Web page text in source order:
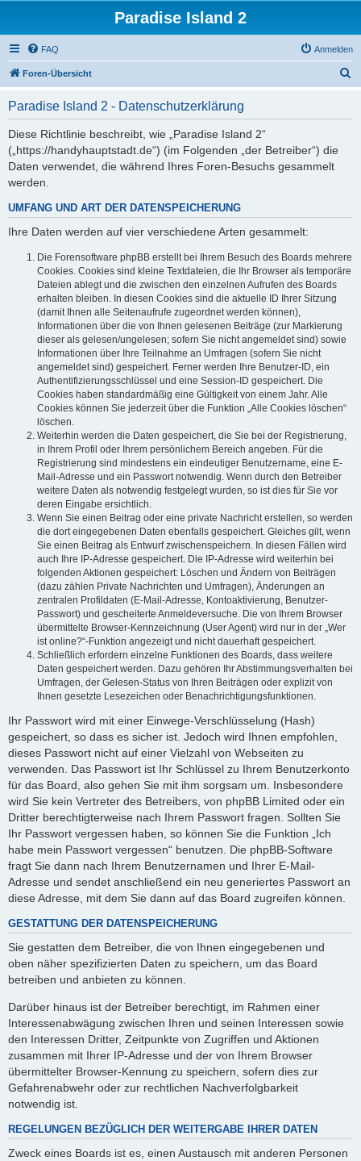
Paradise Island 2
FAQ Anmelden
Foren-Übersicht
Paradise Island 2 - Datenschutzerklärung
Diese Richtlinie beschreibt, wie „Paradise Island 2“
(„https://handyhauptstadt.de“) (im Folgenden „der Betreiber“) die
Daten verwendet, die während Ihres Foren-Besuchs gesammelt
werden.
UMFANG UND ART DER DATENSPEICHERUNG
Ihre Daten werden auf vier verschiedene Arten gesammelt:
Die Forensoftware phpBB erstellt bei Ihrem Besuch des Boards mehrere
Cookies. Cookies sind kleine Textdateien, die Ihr Browser als temporäre
Dateien ablegt und die zwischen den einzelnen Aufrufen des Boards
erhalten bleiben. In diesen Cookies sind die aktuelle ID Ihrer Sitzung
(damit Ihnen alle Seitenaufrufe zugeordnet werden können),
Informationen über die von Ihnen gelesenen Beiträge (zur Markierung
dieser als gelesen/ungelesen; sofern Sie nicht angemeldet sind) sowie
Informationen über Ihre Teilnahme an Umfragen (sofern Sie nicht
angemeldet sind) gespeichert. Ferner werden Ihre Benutzer-ID, ein
Authentifizierungsschlüssel und eine Session-ID gespeichert. Die
Cookies haben standardmäßig eine Gültigkeit von einem Jahr. Alle
Cookies können Sie jederzeit über die Funktion „Alle Cookies löschen“
löschen.
Weiterhin werden die Daten gespeichert, die Sie bei der Registrierung,
in Ihrem Profil oder Ihrem persönlichem Bereich angeben. Für die
Registrierung sind mindestens ein eindeutiger Benutzername, eine E-
Mail-Adresse und ein Passwort notwendig. Wenn durch den Betreiber
weitere Daten als notwendig festgelegt wurden, so ist dies für Sie vor
deren Eingabe ersichtlich.
Wenn Sie einen Beitrag oder eine private Nachricht erstellen, so werden
die dort eingegebenen Daten ebenfalls gespeichert. Gleiches gilt, wenn
Sie einen Beitrag als Entwurf zwischenspeichern. In diesen Fällen wird
auch Ihre IP-Adresse gespeichert. Die IP-Adresse wird weiterhin bei
folgenden Aktionen gespeichert: Löschen und Ändern von Beiträgen
(dazu zählen Private Nachrichten und Umfragen), Änderungen an
zentralen Profildaten (E-Mail-Adresse, Kontoaktivierung, Benutzer-
Passwort) und gescheiterte Anmeldeversuche. Die von Ihrem Browser
übermittelte Browser-Kennzeichnung (User Agent) wird nur in der „Wer
ist online?“-Funktion angezeigt und nicht dauerhaft gespeichert.
Schließlich erfordern einzelne Funktionen des Boards, dass weitere
Daten gespeichert werden. Dazu gehören Ihr Abstimmungsverhalten bei
Umfragen, der Gelesen-Status von Ihren Beiträgen oder explizit von
Ihnen gesetzte Lesezeichen oder Benachrichtigungsfunktionen.
Ihr Passwort wird mit einer Einwege-Verschlüsselung (Hash)
gespeichert, so dass es sicher ist. Jedoch wird Ihnen empfohlen,
dieses Passwort nicht auf einer Vielzahl von Webseiten zu
verwenden. Das Passwort ist Ihr Schlüssel zu Ihrem Benutzerkonto
für das Board, also gehen Sie mit ihm sorgsam um. Insbesondere
wird Sie kein Vertreter des Betreibers, von phpBB Limited oder ein
Dritter berechtigterweise nach Ihrem Passwort fragen. Sollten Sie
Ihr Passwort vergessen haben, so können Sie die Funktion „Ich
habe mein Passwort vergessen“ benutzen. Die phpBB-Software
fragt Sie dann nach Ihrem Benutzernamen und Ihrer E-Mail-
Adresse und sendet anschließend ein neu generiertes Passwort an
diese Adresse, mit dem Sie dann auf das Board zugreifen können.
GESTATTUNG DER DATENSPEICHERUNG
Sie gestatten dem Betreiber, die von Ihnen eingegebenen und
oben näher spezifizierten Daten zu speichern, um das Board
betreiben und anbieten zu können.
Darüber hinaus ist der Betreiber berechtigt, im Rahmen einer
Interessenabwägung zwischen Ihren und seinen Interessen sowie
den Interessen Dritter, Zeitpunkte von Zugriffen und Aktionen
zusammen mit Ihrer IP-Adresse und der von Ihrem Browser
übermittelter Browser-Kennung zu speichern, sofern dies zur
Gefahrenabwehr oder zur rechtlichen Nachverfolgbarkeit
notwendig ist.
REGELUNGEN BEZÜGLICH DER WEITERGABE IHRER DATEN
Zweck eines Boards ist es, einen Austausch mit anderen Personen